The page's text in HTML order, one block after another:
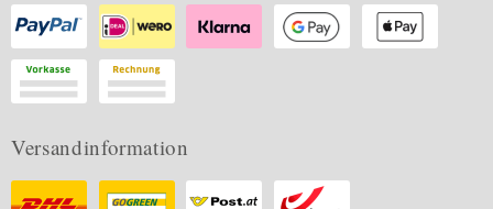
Versandinformation